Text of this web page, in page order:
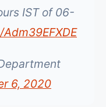
IST of 06-
6, 2020